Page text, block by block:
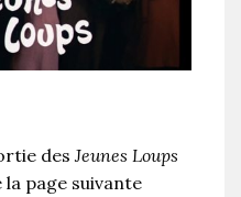
des Jeunes Loups
la page suivante